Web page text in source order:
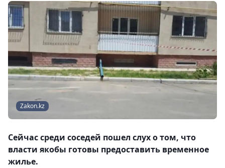
Zakon.kz
Сейчас среди соседей пошел слух о том, что
власти якобы готовы предоставить временное
жилье.